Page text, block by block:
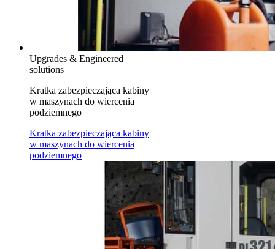
Upgrades & Engineered
solutions
Kratka zabezpieczająca kabiny
w maszynach do wiercenia
podziemnego
Kratka zabezpieczająca kabiny
w maszynach do wiercenia
podziemnego